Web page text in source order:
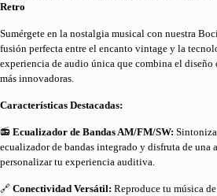
Retro
Sumérgete en la nostalgia musical con nuestra
fusión perfecta entre el encanto vintage y la
experiencia de audio única que combina el diseño
más innovadoras.
Características Destacadas:
📻 Ecualizador de Bandas AM/FM/SW:
ecualizador de bandas integrado y disfruta de una
personalizar tu experiencia auditiva.
🔗 Conectividad Versátil: Reproduce tu música